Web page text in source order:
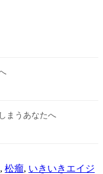
まうあなたへ
, 松瘤, いきいきエイジ